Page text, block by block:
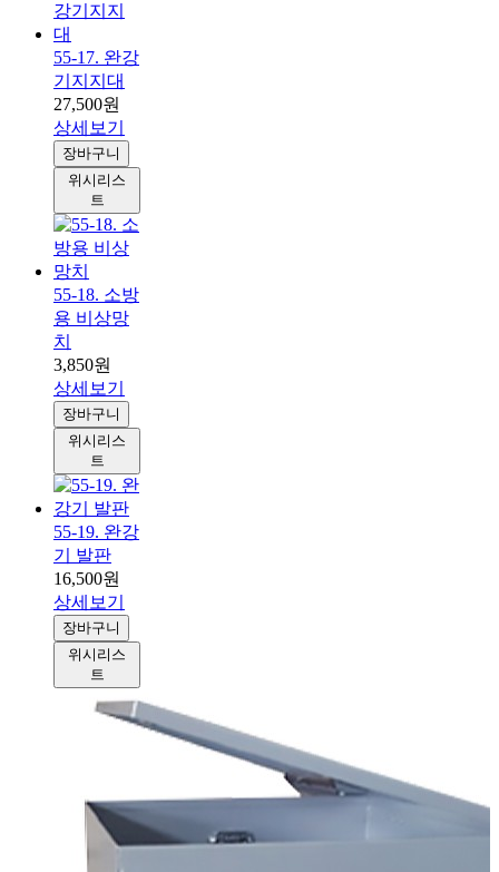
55-17. 완강
기지지대
27,500원
상세보기
장바구니
위시리스
트
55-18. 소방
용 비상망
치
3,850원
상세보기
장바구니
위시리스
트
55-19. 완강
기 발판
16,500원
상세보기
장바구니
위시리스
트